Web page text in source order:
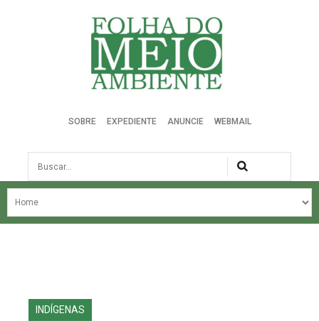
Folha do Meio Ambiente
SOBRE EXPEDIENTE ANUNCIE WEBMAIL
Busca
NOSSA HISTÓRIA
EDIÇÕES ANTERIORES
INDÍGENAS